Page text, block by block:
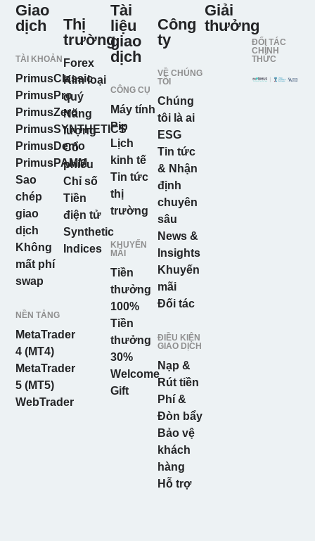
Giao
dịch
TÀI KHOẢN
PrimusClassic
PrimusPro
PrimusZero
PrimusSYNTHETICS
PrimusDemo
PrimusPAMM
Sao
chép
giao
dịch
Không
mất phí
swap
NỀN TẢNG
MetaTrader
4 (MT4)
MetaTrader
5 (MT5)
WebTrader
Thị
trường
Forex
Kim loại
quý
Năng
lượng
Cổ
phiếu
Chỉ số
Tiền
điện tử
Synthetic
Indices
Tài
liệu
giao
dịch
CÔNG CỤ
Máy tính
Pip
Lịch
kinh tế
Tin tức
thị
trường
KHUYẾN
MÃI
Tiền
thưởng
100%
Tiền
thưởng
30%
Welcome
Gift
Công
ty
VỀ CHÚNG
TÔI
Chúng
tôi là ai
ESG
Tin tức
& Nhận
định
chuyên
sâu
News &
Insights
Khuyến
mãi
Đối tác
ĐIỀU KIỆN
GIAO DỊCH
Nạp &
Rút tiền
Phí &
Đòn bẩy
Bảo vệ
khách
hàng
Hỗ trợ
Giải
thưởng
ĐỐI TÁC
CHÍNH
THỨC